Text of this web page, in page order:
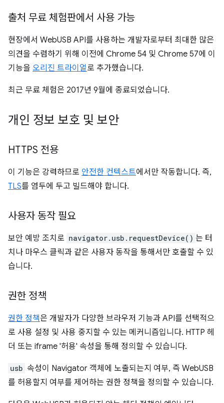
출처 무료 체험판에서 사용 가능
현장에서 WebUSB API를 사용하는 개발자로부터 최대한 많은
의견을 수렴하기 위해 이전에 Chrome 54 및 Chrome 57에 이
기능을 오리진 트라이얼로 추가했습니다.
최근 무료 체험은 2017년 9월에 종료되었습니다.
개인 정보 보호 및 보안
HTTPS 전용
이 기능은 강력하므로 안전한 컨텍스트에서만 작동합니다. 즉,
TLS를 염두에 두고 빌드해야 합니다.
사용자 동작 필요
보안 예방 조치로 navigator.usb.requestDevice() 는 터
치나 마우스 클릭과 같은 사용자 동작을 통해서만 호출할 수 있
습니다.
권한 정책
권한 정책은 개발자가 다양한 브라우저 기능과 API를 선택적으
로 사용 설정 및 사용 중지할 수 있는 메커니즘입니다. HTTP 헤
더 또는 iframe '허용' 속성을 통해 정의할 수 있습니다.
usb 속성이 Navigator 객체에 노출되는지 여부, 즉 WebUSB
를 허용할지 여부를 제어하는 권한 정책을 정의할 수 있습니다.